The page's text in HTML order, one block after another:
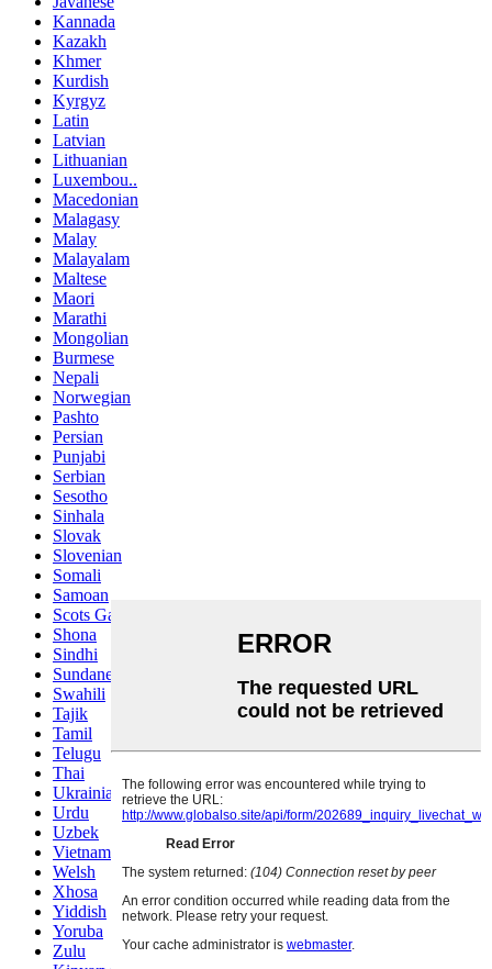
Kannada
Kazakh
Khmer
Kurdish
Kyrgyz
Latin
Latvian
Lithuanian
Luxembou..
Macedonian
Malagasy
Malay
Malayalam
Maltese
Maori
Marathi
Mongolian
Burmese
Nepali
Norwegian
Pashto
Persian
Punjabi
Serbian
Sesotho
Sinhala
Slovak
Slovenian
Somali
Samoan
Scots Gaelic
Shona
Sindhi
Sundanese
Swahili
Tajik
Tamil
Telugu
Thai
Ukrainian
Urdu
Uzbek
Vietnamese
Welsh
Xhosa
Yiddish
Yoruba
Zulu